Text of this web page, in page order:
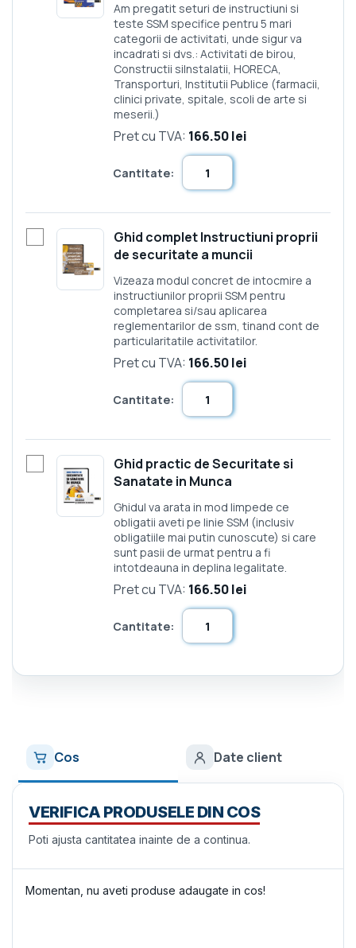
Am pregatit seturi de instructiuni si
teste SSM specifice pentru 5 mari
categorii de activitati, unde sigur va
incadrati si dvs.: Activitati de birou,
Constructii siInstalatii, HORECA,
Transporturi, Institutii Publice (farmacii,
clinici private, spitale, scoli de arte si
meserii.)
Pret cu TVA: 166.50 lei
Cantitate:
Ghid complet Instructiuni proprii
de securitate a muncii
Vizeaza modul concret de intocmire a
instructiunilor proprii SSM pentru
completarea si/sau aplicarea
reglementarilor de ssm, tinand cont de
particularitatile activitatilor.
Pret cu TVA: 166.50 lei
Cantitate:
Ghid practic de Securitate si
Sanatate in Munca
Ghidul va arata in mod limpede ce
obligatii aveti pe linie SSM (inclusiv
obligatiile mai putin cunoscute) si care
sunt pasii de urmat pentru a fi
intotdeauna in deplina legalitate.
Pret cu TVA: 166.50 lei
Cantitate:
Cos Date client
VERIFICA PRODUSELE DIN COS
Poti ajusta cantitatea inainte de a continua.
Momentan, nu aveti produse adaugate in cos!